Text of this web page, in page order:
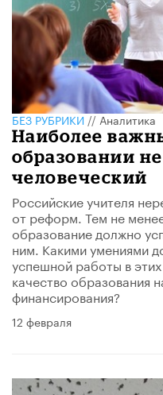
БЕЗ РУБРИКИ//Аналитика
Наиболее
образовании
человеческий
Российские учителя
от реформ. Тем не
образование должно
ним. Какими умениями
успешной работы в
качество образования
финансирования?
12 февраля